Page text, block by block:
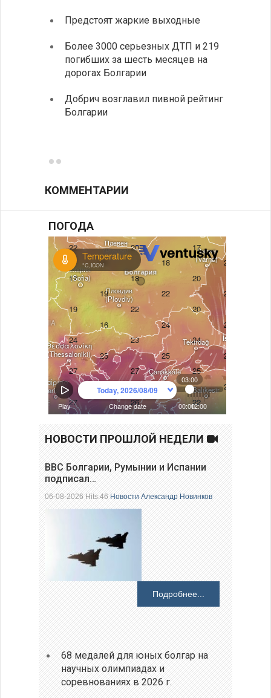
Предстоят жаркие выходные
Более 3000 серьезных ДТП и 219
погибших за шесть месяцев на
дорогах Болгарии
Добрич возглавил пивной рейтинг
Болгарии
КОММЕНТАРИИ
ПОГОДА
НОВОСТИ ПРОШЛОЙ НЕДЕЛИ
ВВС Болгарии, Румынии и Испании
подписал…
06-08-2026 Hits:46Новости Александр Новинков
Подробнее...
68 медалей для юных болгар на
научных олимпиадах и
соревнованиях в 2026 г.